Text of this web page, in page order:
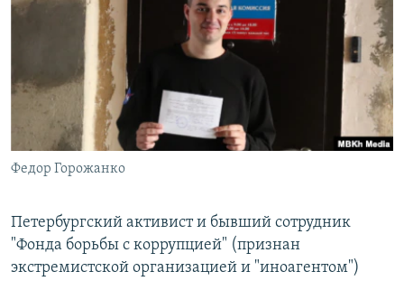
РАСПИСАНИЕ ВЕЩАНИЯ
ПОДПИШИТЕСЬ НА РАССЫЛКУ
СОЦИАЛЬНЫЕ СЕТИ
Все сайты РСЕ/РС
Федор Горожанко
Петербургский активист и бывший сотрудник
"Фонда борьбы с коррупцией" (признан
экстремистской организацией и "иноагентом")